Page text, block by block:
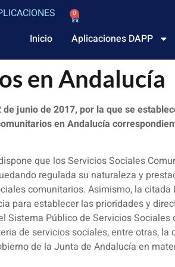
0
Inicio Aplicaciones DAPP
en Andalucía
junio de 2017, por la que se
en Andalucía
que los Servicios Sociales
regulada su naturaleza y
comunitarios. Asimismo, la
para establecer las prioridades y
Público de Servicios
de servicios sociales, entre otras,
de la Junta de Andalucía en